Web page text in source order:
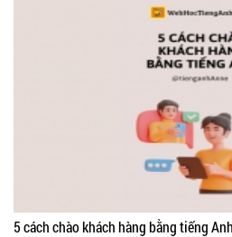
5 cách chào khách hàng bằng tiếng Anh